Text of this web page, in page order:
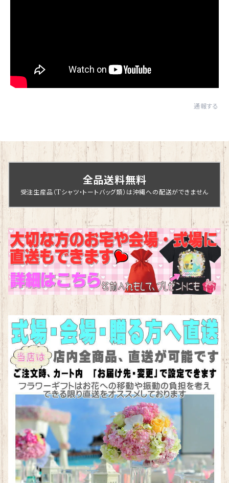
通報する
全品送料無料
受注生産品（Tシャツ・トートバッグ類）は沖縄への配送ができません